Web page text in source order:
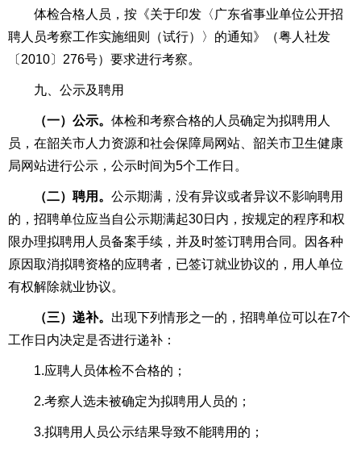
体检合格人员，按《关于印发〈广东省事业单位公开招
聘人员考察工作实施细则（试行）〉的通知》（粤人社发
〔2010〕276号）要求进行考察。
九、公示及聘用
（一）公示。 体检和考察合格的人员确定为拟聘用人
员，在韶关市人力资源和社会保障局网站、韶关市卫生健康
局网站进行公示，公示时间为5个工作日。
（二）聘用。 公示期满，没有异议或者异议不影响聘用
的，招聘单位应当自公示期满起30日内，按规定的程序和权
限办理拟聘用人员备案手续，并及时签订聘用合同。因各种
原因取消拟聘资格的应聘者，已签订就业协议的，用人单位
有权解除就业协议。
（三） 递补。 出现下列情形之一的，招聘单位可以在7个
工作日内决定是否进行递补：
1.应聘人员体检不合格的；
2.考察人选未被确定为拟聘用人员的；
3.拟聘用人员公示结果导致不能聘用的；